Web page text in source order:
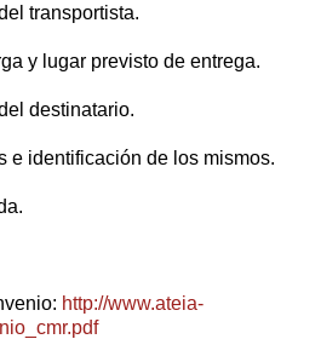
transportista.
y lugar previsto de entrega.
destinatario.
e identificación de los mismos.
http://www.ateia-